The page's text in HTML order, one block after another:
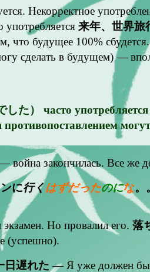
Некорректное
来年、世界旅
что будущее 100%
сделать в будущем) —
） часто
война закончилась. Все же
に行くはずだったのにな。
Но провалил его. 落
(успешно).
日遅れた — Я уже должен